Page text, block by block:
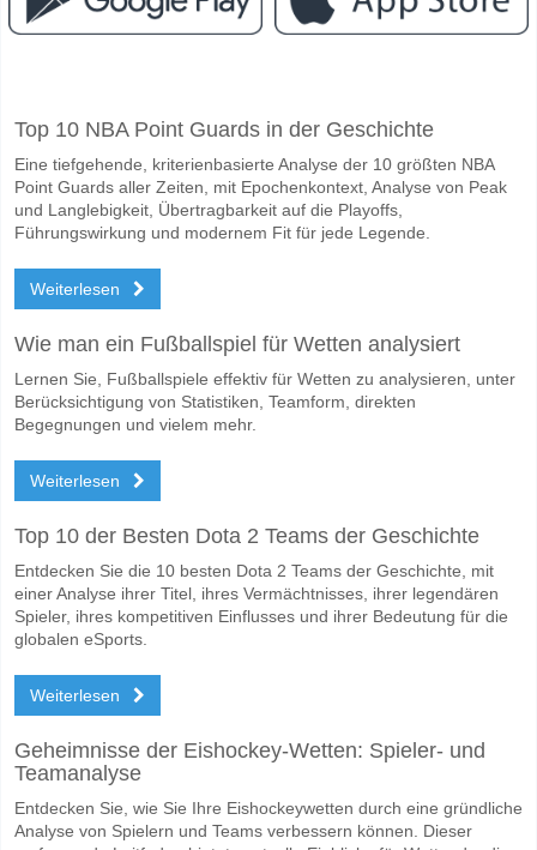
Das Spiel zwischen Abba Pineto v Pordenone 10 May 2026 17:30 UK
Wer ist das Lieblingsteam, zwischen dem zu
Pordenone für den Gewinner den Spiel, mit einer Wahrscheinlichkeit
Top 10 NBA Point Guards in der Geschichte
Eine tiefgehende, kriterienbasierte Analyse der 10 größten NBA
Point Guards aller Zeiten, mit Epochenkontext, Analyse von Peak
und Langlebigkeit, Übertragbarkeit auf die Playoffs,
Führungswirkung und modernem Fit für jede Legende.
Weiterlesen
Wie man ein Fußballspiel für Wetten analysiert
Lernen Sie, Fußballspiele effektiv für Wetten zu analysieren, unter
Berücksichtigung von Statistiken, Teamform, direkten
Begegnungen und vielem mehr.
Weiterlesen
Top 10 der Besten Dota 2 Teams der Geschichte
Entdecken Sie die 10 besten Dota 2 Teams der Geschichte, mit
einer Analyse ihrer Titel, ihres Vermächtnisses, ihrer legendären
Spieler, ihres kompetitiven Einflusses und ihrer Bedeutung für die
globalen eSports.
Weiterlesen
Geheimnisse der Eishockey-Wetten: Spieler- und
Teamanalyse
Entdecken Sie, wie Sie Ihre Eishockeywetten durch eine gründliche
Analyse von Spielern und Teams verbessern können. Dieser